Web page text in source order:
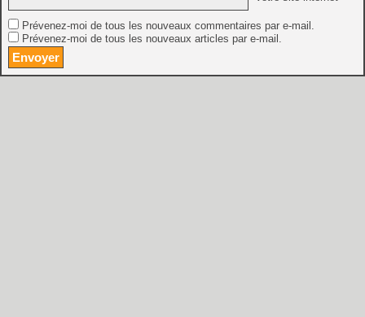
Prévenez-moi de tous les nouveaux commentaires par e-mail.
Prévenez-moi de tous les nouveaux articles par e-mail.